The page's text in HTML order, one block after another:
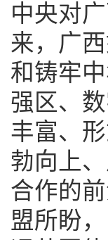
中央对
来，广
和铸牢
强区、
丰富、
勃向上
合作的
盟所盼